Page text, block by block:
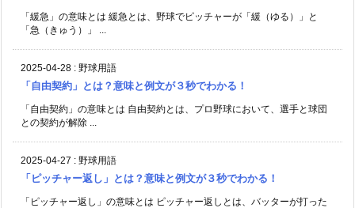
「緩急」の意味とは 緩急とは、野球でピッチャーが「緩（ゆる）」と
「急（きゅう）」 ...
2025-04-28 : 野球用語
「自由契約」とは？意味と例文が３秒でわかる！
「自由契約」の意味とは 自由契約とは、プロ野球において、選手と球団
との契約が解除 ...
2025-04-27 : 野球用語
「ピッチャー返し」とは？意味と例文が３秒でわかる！
「ピッチャー返し」の意味とは ピッチャー返しとは、バッターが打った